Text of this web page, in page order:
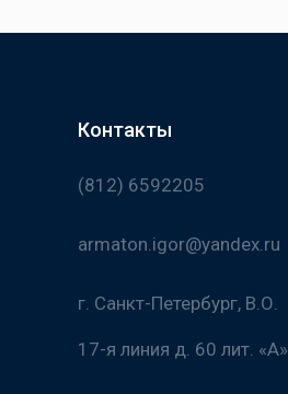
Контакты
(812) 6592205
armaton.igor@yandex.ru
г. Санкт-Петербург, В.О.
17-я линия д. 60 лит. «А»